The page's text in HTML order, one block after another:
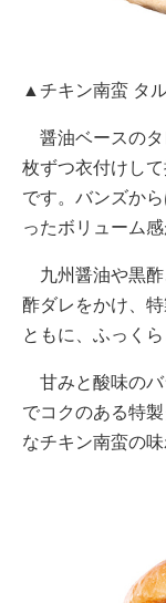
▲チキン南蛮 タ
醤油ベースのタ
枚ずつ衣付けし
です。バンズか
ったボリューム感
九州醤油や黒酢
酢ダレをかけ、
ともに、ふっく
甘みと酸味のバ
でコクのある特
なチキン南蛮の